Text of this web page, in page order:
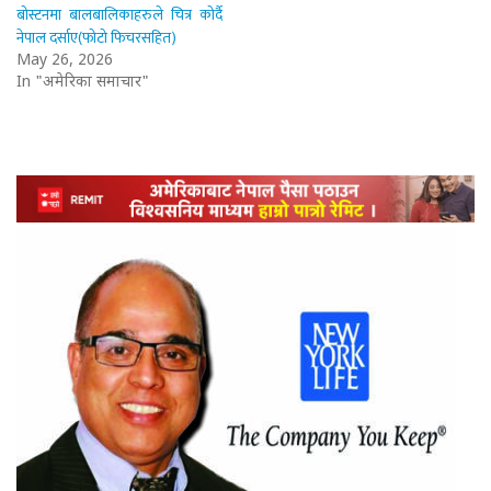
बोस्टनमा बालबालिकाहरुले चित्र कोर्दै
नेपाल दर्साए(फोटो फिचरसहित)
May 26, 2026
In "अमेरिका समाचार"